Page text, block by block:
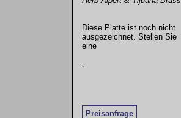
Diese Platte ist noch nicht
ausgezeichnet. Stellen Sie
eine
Preisanfrage